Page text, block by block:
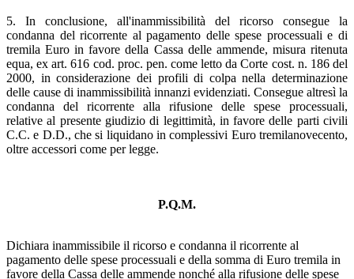
5. In conclusione, all'inammissibilità del ricorso consegue la
condanna del ricorrente al pagamento delle spese processuali e di
tremila Euro in favore della Cassa delle ammende, misura ritenuta
equa, ex art. 616 cod. proc. pen. come letto da Corte cost. n. 186 del
2000, in considerazione dei profili di colpa nella determinazione
delle cause di inammissibilità innanzi evidenziati. Consegue altresì la
condanna del ricorrente alla rifusione delle spese processuali,
relative al presente giudizio di legittimità, in favore delle parti civili
C.C. e D.D., che si liquidano in complessivi Euro tremilanovecento,
oltre accessori come per legge.
P.Q.M.
Dichiara inammissibile il ricorso e condanna il ricorrente al
pagamento delle spese processuali e della somma di Euro tremila in
favore della Cassa delle ammende nonché alla rifusione delle spese